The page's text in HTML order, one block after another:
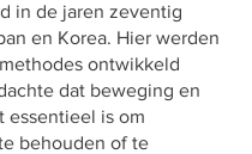
in de jaren zeventig
en Korea. Hier werden
ontwikkeld
dat beweging en
essentieel is om
behouden of te